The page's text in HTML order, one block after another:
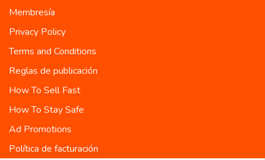
Membresía
Privacy Policy
Terms and Conditions
Reglas de publicación
How To Sell Fast
How To Stay Safe
Ad Promotions
Política de facturación